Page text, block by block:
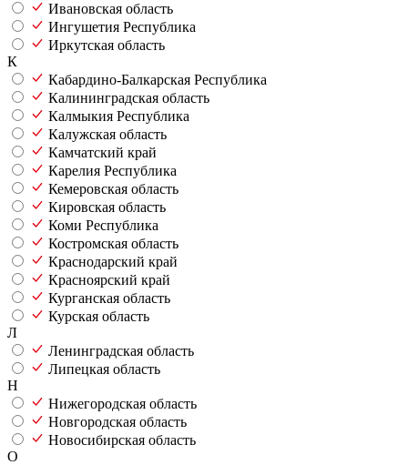
Ивановская область
Ингушетия Республика
Иркутская область
К
Кабардино-Балкарская Республика
Калининградская область
Калмыкия Республика
Калужская область
Камчатский край
Карелия Республика
Кемеровская область
Кировская область
Коми Республика
Костромская область
Краснодарский край
Красноярский край
Курганская область
Курская область
Л
Ленинградская область
Липецкая область
Н
Нижегородская область
Новгородская область
Новосибирская область
О